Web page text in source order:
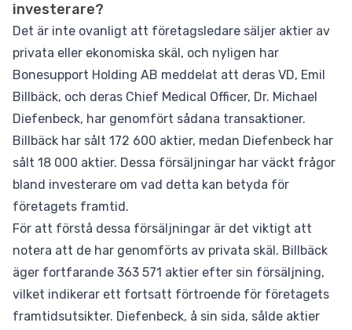
investerare?
Det är inte ovanligt att företagsledare säljer aktier av
privata eller ekonomiska skäl, och nyligen har
Bonesupport Holding AB meddelat att deras VD, Emil
Billbäck, och deras Chief Medical Officer, Dr. Michael
Diefenbeck, har genomfört sådana transaktioner.
Billbäck har sålt 172 600 aktier, medan Diefenbeck har
sålt 18 000 aktier. Dessa försäljningar har väckt frågor
bland investerare om vad detta kan betyda för
företagets framtid.
För att förstå dessa försäljningar är det viktigt att
notera att de har genomförts av privata skäl. Billbäck
äger fortfarande 363 571 aktier efter sin försäljning,
vilket indikerar ett fortsatt förtroende för företagets
framtidsutsikter. Diefenbeck, å sin sida, sålde aktier